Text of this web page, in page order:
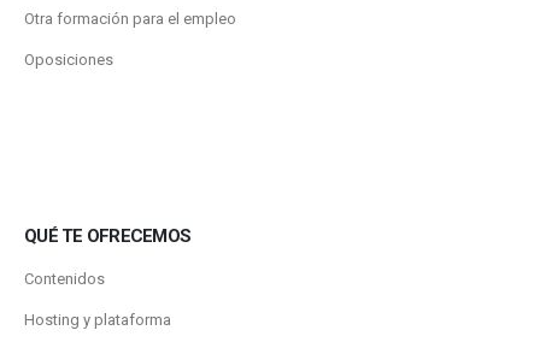
Otra formación para el empleo
Oposiciones
QUÉ TE OFRECEMOS
Contenidos
Hosting y plataforma